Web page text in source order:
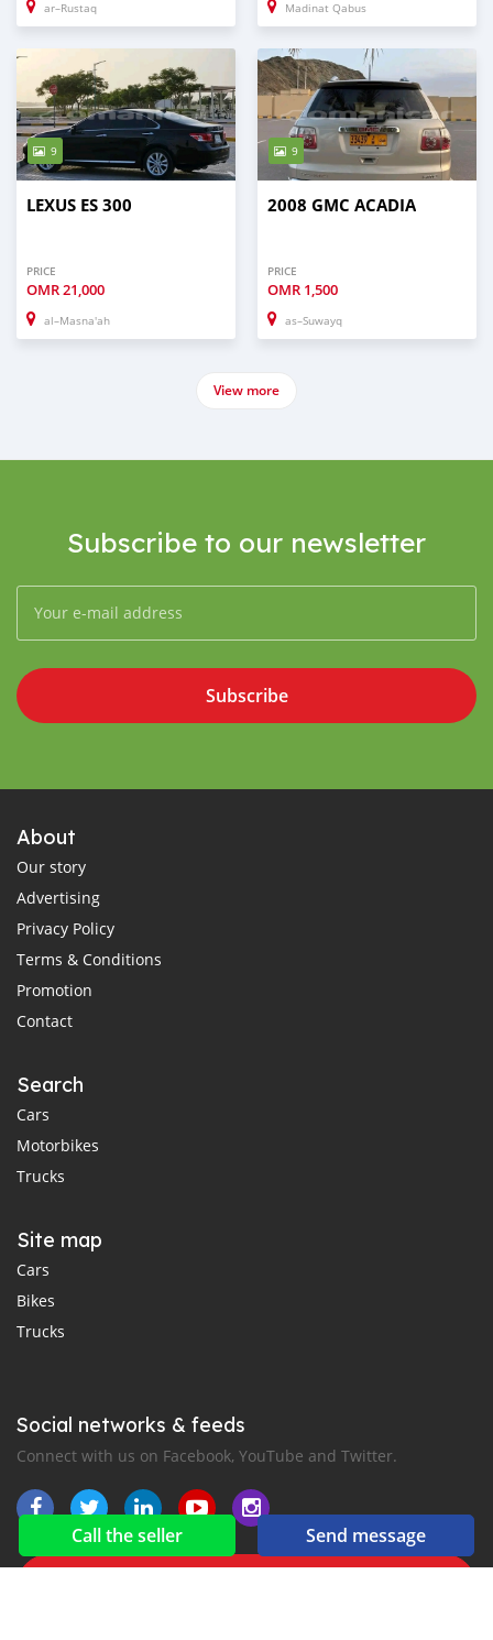
Call the seller Send message
ar–Rustaq Madinat Qabus
9
LEXUS ES 300
PRICE
OMR21,000
al–Masna'ah
9
2008 GMC ACADIA
PRICE
OMR 1,500
as–Suwayq
View more
Subscribe to our newsletter
Subscribe
About
Our story
Advertising
Privacy Policy
Terms & Conditions
Promotion
Contact
Search
Cars
Motorbikes
Trucks
Site map
Cars
Bikes
Trucks
Social networks & feeds
Connect with us on Facebook, YouTube and Twitter.